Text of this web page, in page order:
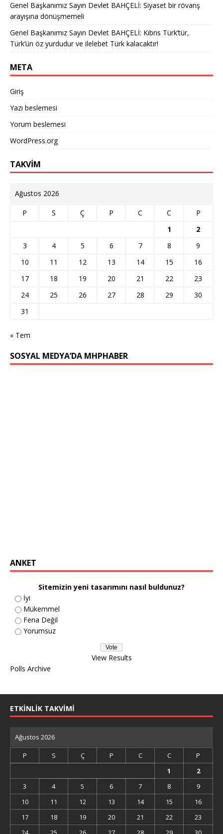
Genel Başkanımız Sayın Devlet BAHÇELİ: Siyaset bir rövanş
arayışına dönüşmemeli
Genel Başkanımız Sayın Devlet BAHÇELİ: Kıbrıs Türk’tür,
Türk’ün öz yurdudur ve ilelebet Türk kalacaktır!
META
Giriş
Yazı beslemesi
Yorum beslemesi
WordPress.org
TAKVİM
Ağustos 2026
P S Ç P C C
P
1
2
3
4 5 6 7 8
9
10
11 12 13 14 15
16
17
18 19 20 21 22
23
24
25 26 27 28 29
30
31
« Tem
SOSYAL MEDYA’DA MHPHABER
ANKET
Sitemizin yeni tasarımını nasıl buldunuz?
İyi
Mükemmel
Fena Değil
Yorumsuz
View Results
Polls Archive
ETKİNLİK TAKVİMİ
Ağustos 2026
P S Ç P C C
P
1
2
3
4 5 6 7 8
9
10
11 12 13 14 15
16
17
18 19 20 21 22
23